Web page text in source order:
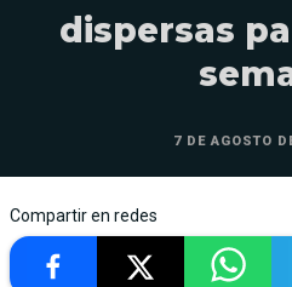
dispersas
7 DE AGOSTO
Compartir en redes